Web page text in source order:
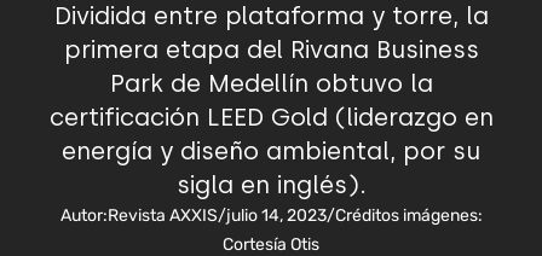
Dividida entre plataforma y torre, la
primera etapa del Rivana Business
Park de Medellín obtuvo la
certificación LEED Gold (liderazgo en
energía y diseño ambiental, por su
sigla en inglés).
Autor:Revista AXXIS/julio 14, 2023/Créditos imágenes:
Cortesía Otis